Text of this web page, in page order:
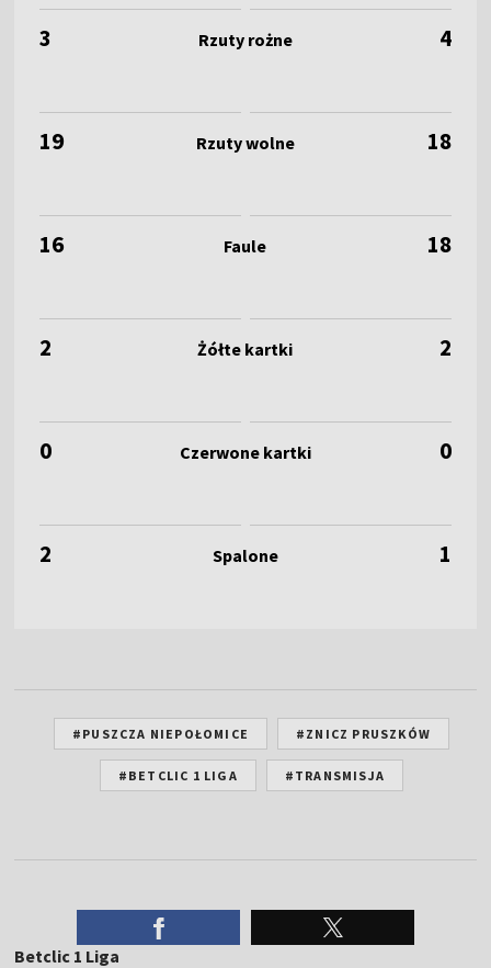
3
19
16
2
0
2
4
18
18
2
0
1
#PUSZCZA NIEPOŁOMICE #ZNICZ PRUSZKÓW
#BETCLIC 1 LIGA #TRANSMISJA
Betclic 1 Liga